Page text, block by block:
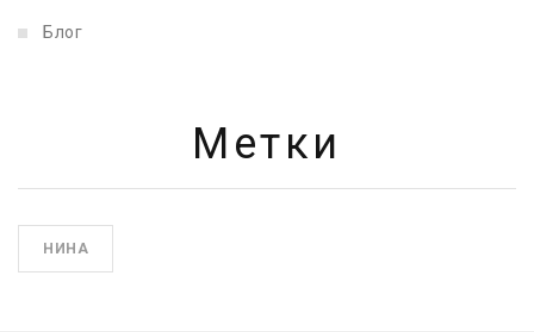
Блог
Метки
НИНА